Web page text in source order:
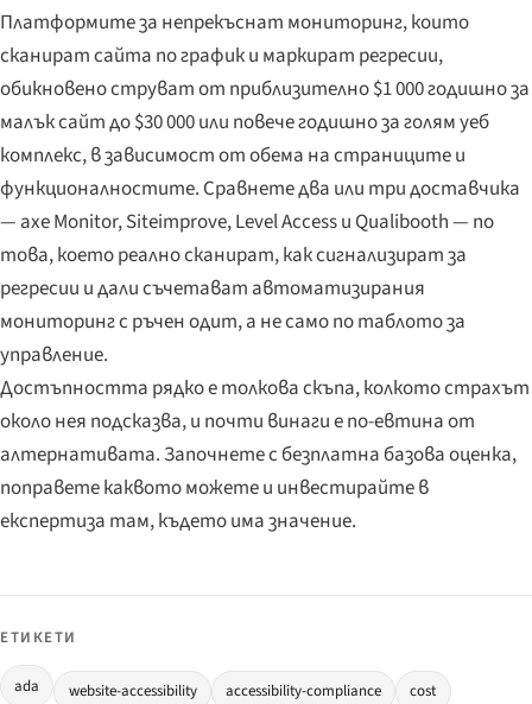
Платформите за непрекъснат мониторинг, които
сканират сайта по график и маркират регресии,
обикновено струват от приблизително $1 000 годишно за
малък сайт до $30 000 или повече годишно за голям уеб
комплекс, в зависимост от обема на страниците и
функционалностите. Сравнете два или три доставчика
— axe Monitor, Siteimprove, Level Access и Qualibooth — по
това, което реално сканират, как сигнализират за
регресии и дали съчетават автоматизирания
мониторинг с ръчен одит, а не само по таблото за
управление.
Достъпността рядко е толкова скъпа, колкото страхът
около нея подсказва, и почти винаги е по-евтина от
алтернативата. Започнете с безплатна базова оценка,
поправете каквото можете и инвестирайте в
експертиза там, където има значение.
ЕТИКЕТИ
ada website-accessibility accessibility-compliance cost